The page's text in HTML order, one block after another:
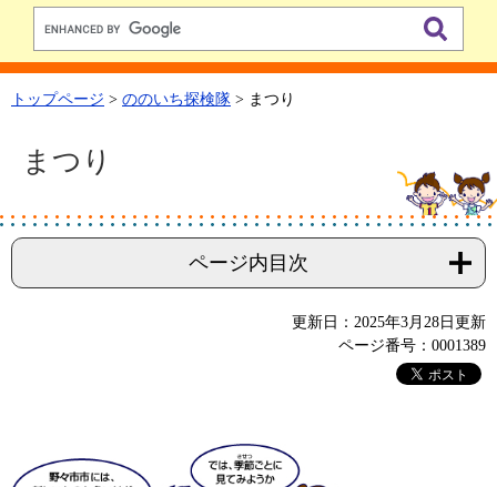
トップページ > ののいち探検隊 > まつり
まつり
ページ内目次
更新日：2025年3月28日更新
ページ番号：0001389